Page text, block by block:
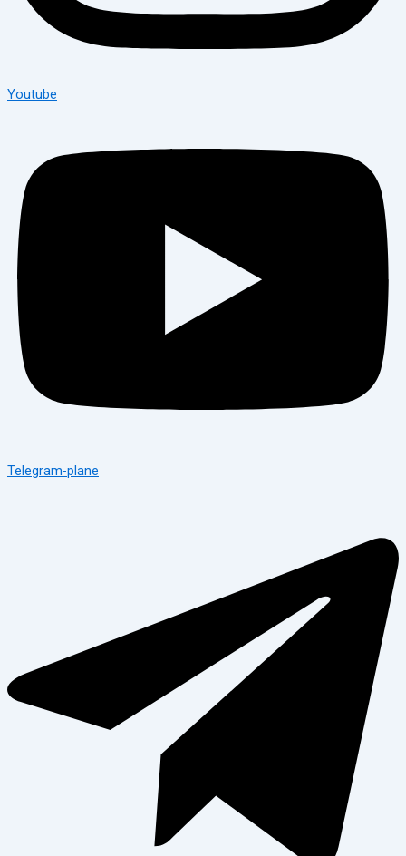
Youtube
Telegram-plane